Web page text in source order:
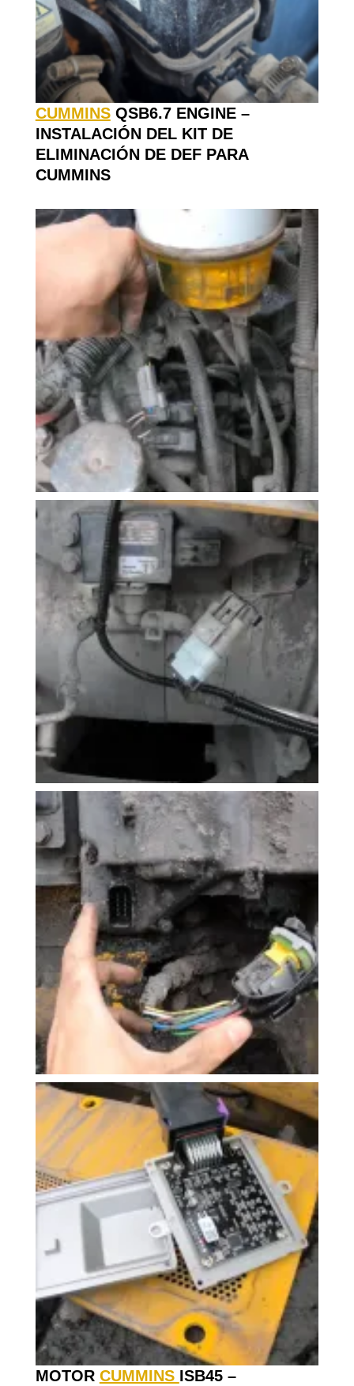
CUMMINSQSB6.7 ENGINE –
INSTALACIÓN DEL KIT DE
ELIMINACIÓN DE DEF PARA
CUMMINS
MOTOR CUMMINS ISB45 –